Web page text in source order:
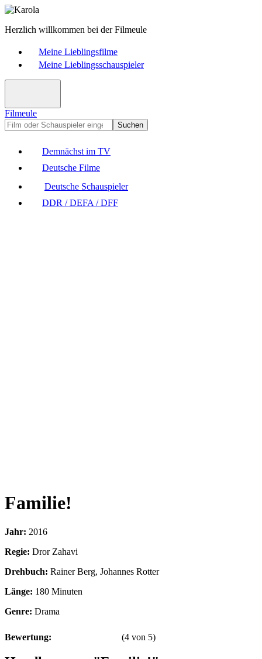
Herzlich willkommen bei der Filmeule
Meine Lieblingsfilme
Meine Lieblingsschauspieler
Filmeule
Suchen
Demnächst im TV
Deutsche Filme
Deutsche Schauspieler
DDR / DEFA / DFF
Familie!
Jahr: 2016
Regie: Dror Zahavi
Drehbuch: Rainer Berg, Johannes Rotter
Länge: 180 Minuten
Genre: Drama
Bewertung: (4 von 5)